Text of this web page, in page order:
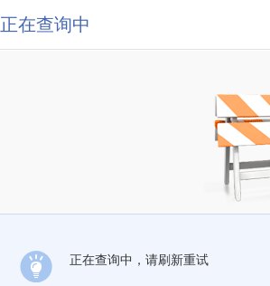
正在查询中
正在查询中，请刷新重试